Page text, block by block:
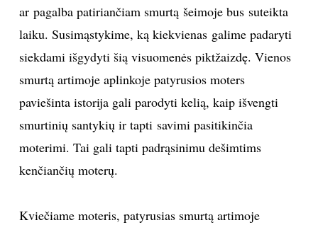
PRIVATUMO POLITIKA
ar pagalba patiriančiam smurtą šeimoje bus suteikta
laiku. Susimąstykime, ką kiekvienas galime padaryti
siekdami išgydyti šią visuomenės piktžaizdę. Vienos
smurtą artimoje aplinkoje patyrusios moters
paviešinta istorija gali parodyti kelią, kaip išvengti
smurtinių santykių ir tapti savimi pasitikinčia
moterimi. Tai gali tapti padrąsinimu dešimtims
kenčiančių moterų.
Kviečiame moteris, patyrusias smurtą artimoje